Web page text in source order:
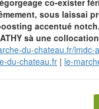
co-exister
sous
accentué
sà une
du-chateau.fr/
du-chateau.fr | le-